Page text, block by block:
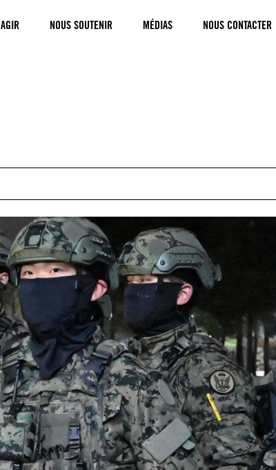
AGIR NOUS SOUTENIR MÉDIAS NOUS CONTACTER